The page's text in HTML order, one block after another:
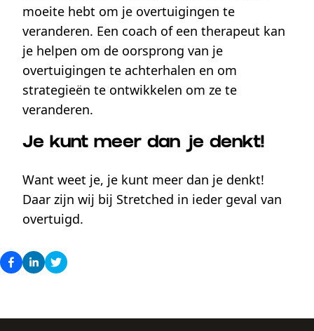
moeite hebt om je overtuigingen te
veranderen. Een coach of een therapeut kan
je helpen om de oorsprong van je
overtuigingen te achterhalen en om
strategieën te ontwikkelen om ze te
veranderen.
Je kunt meer dan je denkt!
Want weet je, je kunt meer dan je denkt!
Daar zijn wij bij Stretched in ieder geval van
overtuigd.